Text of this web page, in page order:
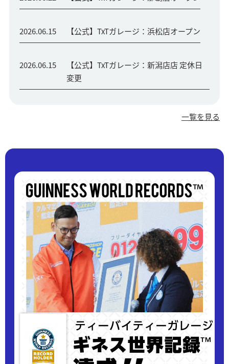
2026.06.15 【公式】TxTガレージ：浜松店オープン
2026.06.15
【公式】TxTガレージ：新潟店店 定休日
変更
一覧を見る